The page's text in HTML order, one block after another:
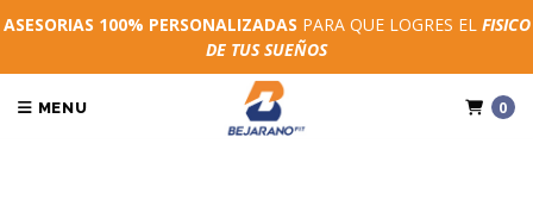
ASESORIAS 100% PERSONALIZADAS PARA QUE LOGRES EL FISICO
DE TUS SUEÑOS
MENU 0